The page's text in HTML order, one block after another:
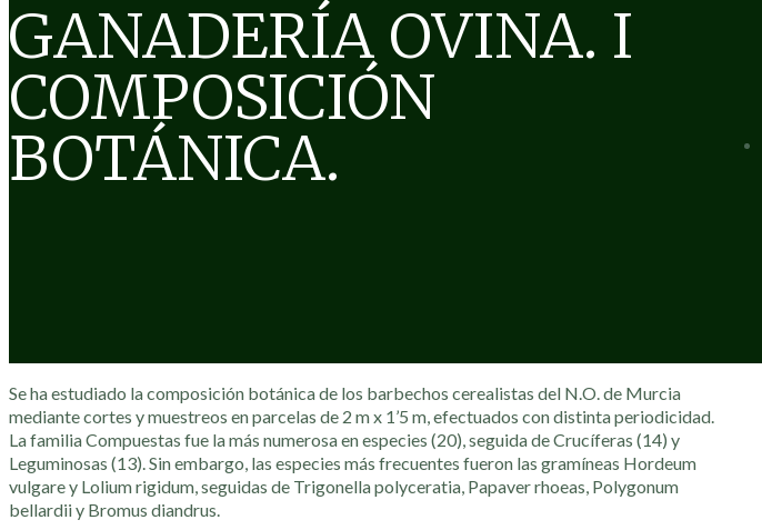
GANADERÍA OVINA. I
COMPOSICIÓN
BOTÁNICA.
Se ha estudiado la composición botánica de los barbechos cerealistas del N.O. de Murcia
mediante cortes y muestreos en parcelas de 2 m x 1’5 m, efectuados con distinta periodicidad.
La familia Compuestas fue la más numerosa en especies (20), seguida de Crucíferas (14) y
Leguminosas (13). Sin embargo, las especies más frecuentes fueron las gramíneas Hordeum
vulgare y Lolium rigidum, seguidas de Trigonella polyceratia, Papaver rhoeas, Polygonum
bellardii y Bromus diandrus.